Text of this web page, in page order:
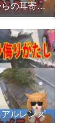
の耳寄り
ルレンズ